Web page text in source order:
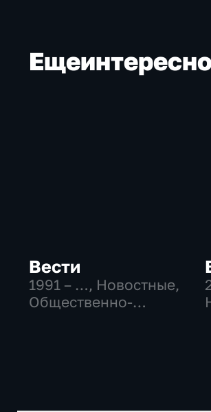
Еще
Вести
1991 – …, Новостные,
Общественно-